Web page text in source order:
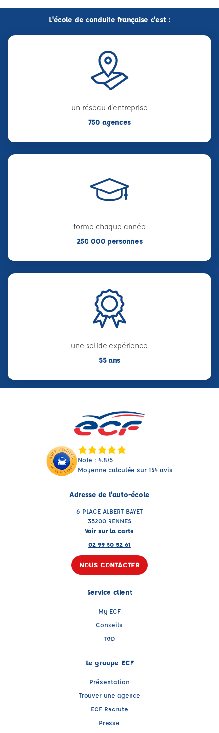
L'école de conduite française c'est :
un réseau d'entreprise
750 agences
forme chaque année
250 000 personnes
une solide expérience
55 ans
Note : 4.8/5
Moyenne calculée sur 154 avis
Adresse de l'auto-école
6 PLACE ALBERT BAYET
35200 RENNES
Voir sur la carte
02 99 50 52 61
NOUS CONTACTER
Service client
My ECF
Conseils
TGD
Le groupe ECF
Présentation
Trouver une agence
ECF Recrute
Presse